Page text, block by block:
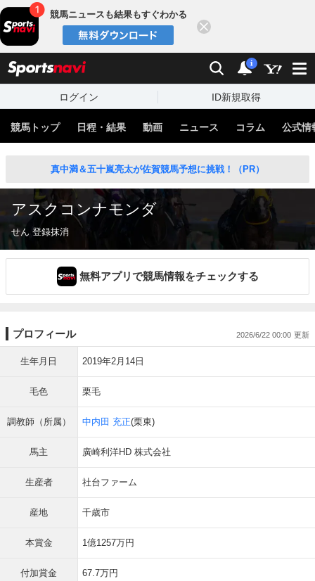
競馬ニュースも結果もすぐわかる
検索 通知
i
ログイン ID新規取得
競馬トップ 日程・結果 動画 ニュース コラム 公式情
真中満＆五十嵐亮太が佐賀競馬予想に挑戦！（PR）
アスクコンナモンダ
せん 登録抹消
無料アプリで競馬情報をチェックする
プロフィール 2026/6/22 00:00
生年月日 2019年2月14日
毛色 栗毛
調教師（所属） 中内田 充正(栗東)
馬主 廣崎利洋HD 株式会社
生産者 社台ファーム
産地 千歳市
本賞金 1億1257万円
付加賞金 67.7万円